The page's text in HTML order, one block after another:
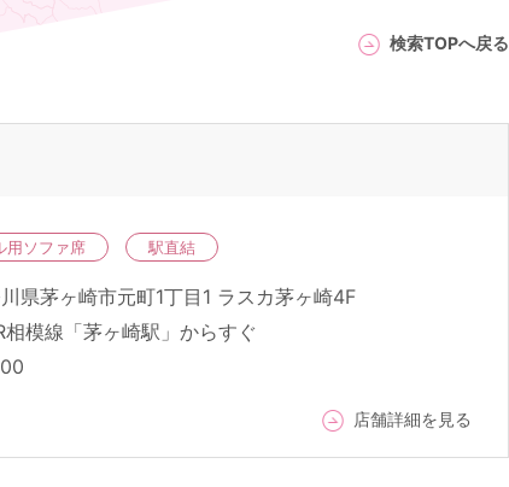
検索TOPへ戻る
用ソファ席 駅直結
県茅ヶ崎市元町1丁目1 ラスカ茅ヶ崎4F
模線「茅ヶ崎駅」からすぐ
店舗詳細を見る